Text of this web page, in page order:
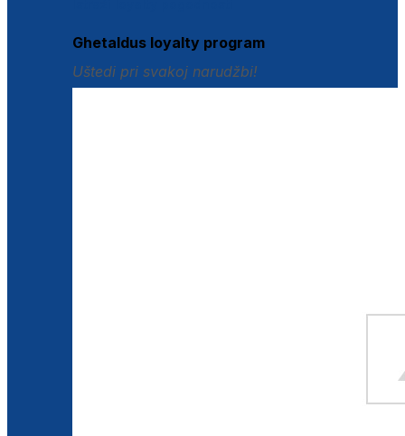
Ghetaldus loyalty program
Uštedi pri svakoj narudžbi!